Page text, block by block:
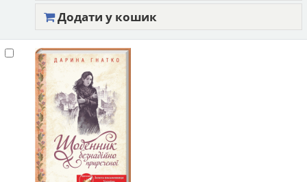
Додати у кошик